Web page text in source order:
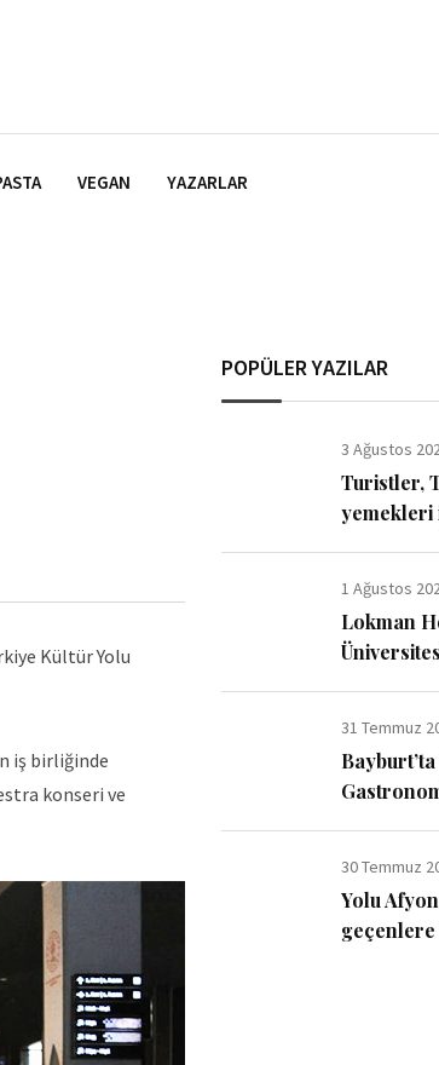
VEGAN YAZARLAR
Kültür Yolu
iş birliğinde
konseri ve
POPÜLER YAZILAR
3 Ağustos
Turistler,
yemekleri
1 Ağustos
Lokman
31 Temmuz
Bayburt’ta
30 Temmuz
Yolu